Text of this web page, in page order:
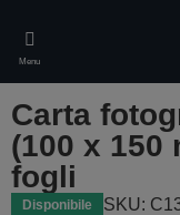
main
content
Menu
Carta
(100 x 150
fogli
Disponibile SKU: